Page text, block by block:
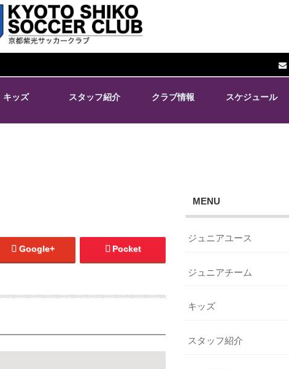
キッズ スタッフ紹介 クラブ情報 スケジュール
Google+ Pocket
MENU
ジュニアユース
ジュニアチーム
キッズ
スタッフ紹介